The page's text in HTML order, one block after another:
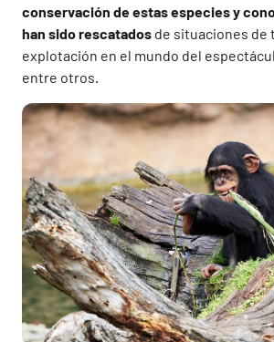
conservación de estas especies y
han sido rescatados de situaciones de
explotación en el mundo del
entre otros.